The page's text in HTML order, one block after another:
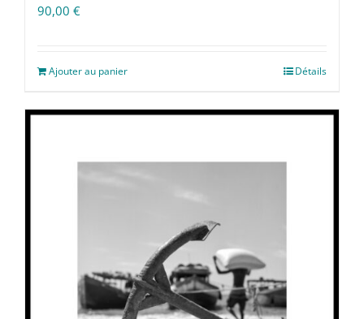
90,00 €
Ajouter au panier Détails